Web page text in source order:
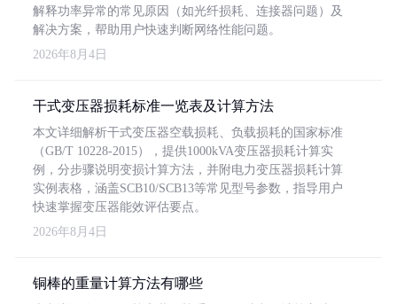
解释功率异常的常见原因（如光纤损耗、连接器问题）及
解决方案，帮助用户快速判断网络性能问题。
2026年8月4日
干式变压器损耗标准一览表及计算方法
本文详细解析干式变压器空载损耗、负载损耗的国家标准
（GB/T 10228-2015），提供1000kVA变压器损耗计算实
例，分步骤说明变损计算方法，并附电力变压器损耗计算
实例表格，涵盖SCB10/SCB13等常见型号参数，指导用户
快速掌握变压器能效评估要点。
2026年8月4日
铜棒的重量计算方法有哪些